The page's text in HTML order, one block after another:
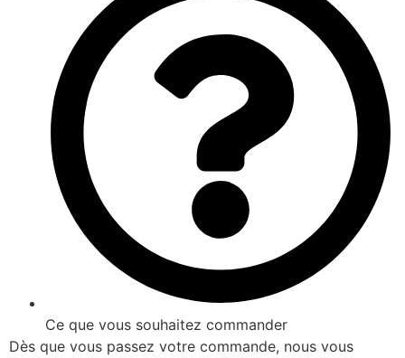
Ce que vous souhaitez commander
Dès que vous passez votre commande, nous vous